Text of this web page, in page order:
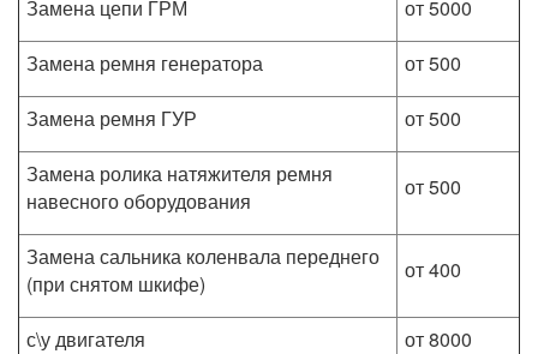
Замена цепи ГРМ
от 5000
Замена ремня генератора
от 500
Замена ремня ГУР
от 500
Замена ролика натяжителя ремня
навесного оборудования
от 500
Замена сальника коленвала переднего
(при снятом шкифе)
от 400
с\у двигателя
от 8000